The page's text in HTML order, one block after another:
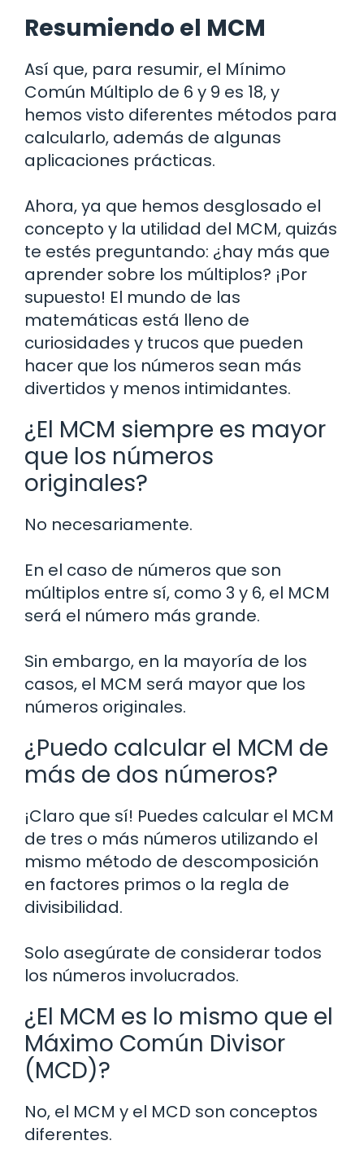
Resumiendo el MCM
Así que, para resumir, el Mínimo
Común Múltiplo de 6 y 9 es 18, y
hemos visto diferentes métodos para
calcularlo, además de algunas
aplicaciones prácticas.
Ahora, ya que hemos desglosado el
concepto y la utilidad del MCM, quizás
te estés preguntando: ¿hay más que
aprender sobre los múltiplos? ¡Por
supuesto! El mundo de las
matemáticas está lleno de
curiosidades y trucos que pueden
hacer que los números sean más
divertidos y menos intimidantes.
¿El MCM siempre es mayor
que los números
originales?
No necesariamente.
En el caso de números que son
múltiplos entre sí, como 3 y 6, el MCM
será el número más grande.
Sin embargo, en la mayoría de los
casos, el MCM será mayor que los
números originales.
¿Puedo calcular el MCM de
más de dos números?
¡Claro que sí! Puedes calcular el MCM
de tres o más números utilizando el
mismo método de descomposición
en factores primos o la regla de
divisibilidad.
Solo asegúrate de considerar todos
los números involucrados.
¿El MCM es lo mismo que el
Máximo Común Divisor
(MCD)?
No, el MCM y el MCD son conceptos
diferentes.